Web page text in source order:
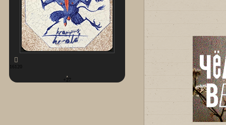
16120
+27